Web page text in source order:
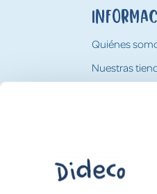
Quiénes
Nuestras
Tarjeta